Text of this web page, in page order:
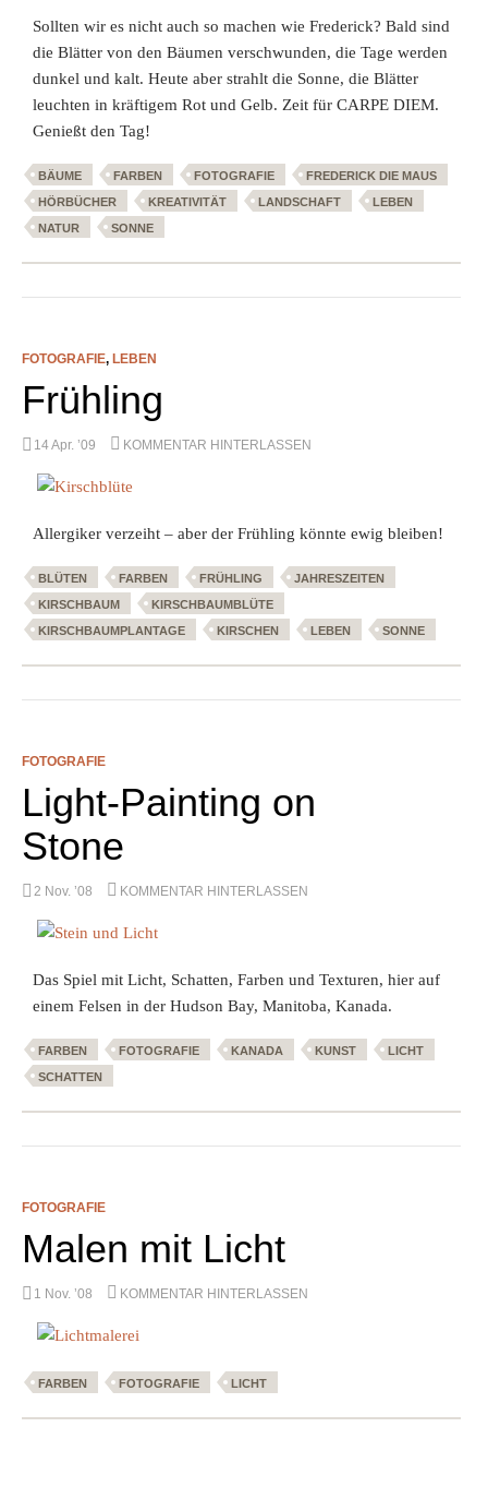
Sollten wir es nicht auch so machen wie Frederick? Bald sind
die Blätter von den Bäumen verschwunden, die Tage werden
dunkel und kalt. Heute aber strahlt die Sonne, die Blätter
leuchten in kräftigem Rot und Gelb. Zeit für CARPE DIEM.
Genießt den Tag!
BÄUME FARBEN FOTOGRAFIE
FREDERICK DIE MAUS
HÖRBÜCHER
KREATIVITÄT LANDSCHAFT
LEBEN
NATUR
SONNE
FOTOGRAFIE, LEBEN
Frühling
14 Apr. ’09 KOMMENTAR HINTERLASSEN
Allergiker verzeiht – aber der Frühling könnte ewig bleiben!
BLÜTEN FARBEN FRÜHLING
JAHRESZEITEN
KIRSCHBAUM
KIRSCHBAUMBLÜTE
KIRSCHBAUMPLANTAGE
KIRSCHEN LEBEN SONNE
FOTOGRAFIE
Light-Painting on
Stone
2 Nov. ’08 KOMMENTAR HINTERLASSEN
Das Spiel mit Licht, Schatten, Farben und Texturen, hier auf
einem Felsen in der Hudson Bay, Manitoba, Kanada.
FARBEN FOTOGRAFIE KANADA KUNST
LICHT
SCHATTEN
FOTOGRAFIE
Malen mit Licht
1 Nov. ’08 KOMMENTAR HINTERLASSEN
FARBEN FOTOGRAFIE LICHT